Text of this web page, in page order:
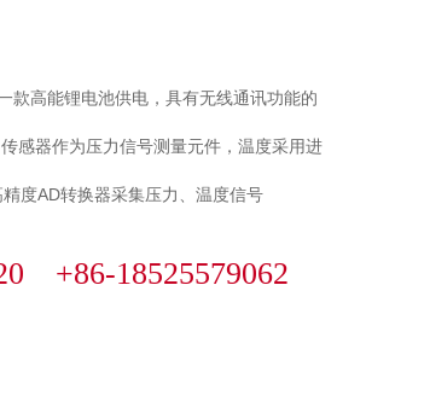
款高能锂电池供电，具有无线通讯功能的
感器作为压力信号测量元件，温度采用进
度AD转换器采集压力、温度信号
+86-18525579062